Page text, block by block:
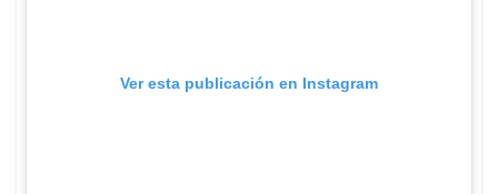
Ver esta publicación en Instagram